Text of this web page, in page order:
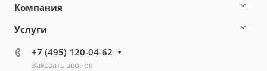
Компания
Услуги
+7 (495) 120-04-62
Заказать звонок